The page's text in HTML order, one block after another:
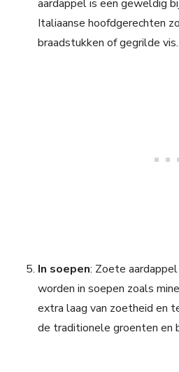
aardappel is een geweldig
Italiaanse hoofdgerechten
braadstukken of gegrilde vis.
In soepen: Zoete
worden in soepen zoals
extra laag van zoetheid en
de traditionele groenten en